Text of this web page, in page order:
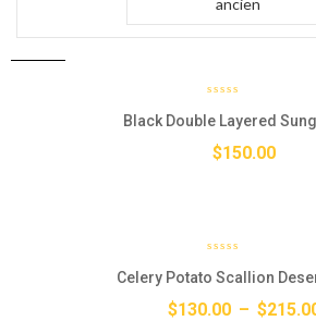
ancien
Black Double Layered
$150.00
Celery Potato Scallion
$130.00 – $